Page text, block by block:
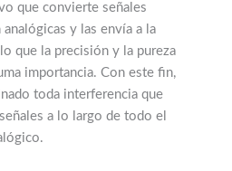
que convierte señales
y las envía a la
que la precisión y la pureza
importancia. Con este fin,
toda interferencia que
a lo largo de todo el